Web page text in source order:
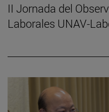
II Jornada del
Laborales UNAV-